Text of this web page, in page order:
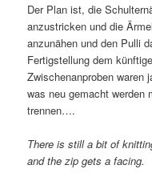
Der Plan ist, die
anzustricken und die
anzunähen und den Pulli
Fertigstellung dem
Zwischenanproben waren
was neu gemacht werden
trennen….
There is still a bit of
and the zip gets a facing.